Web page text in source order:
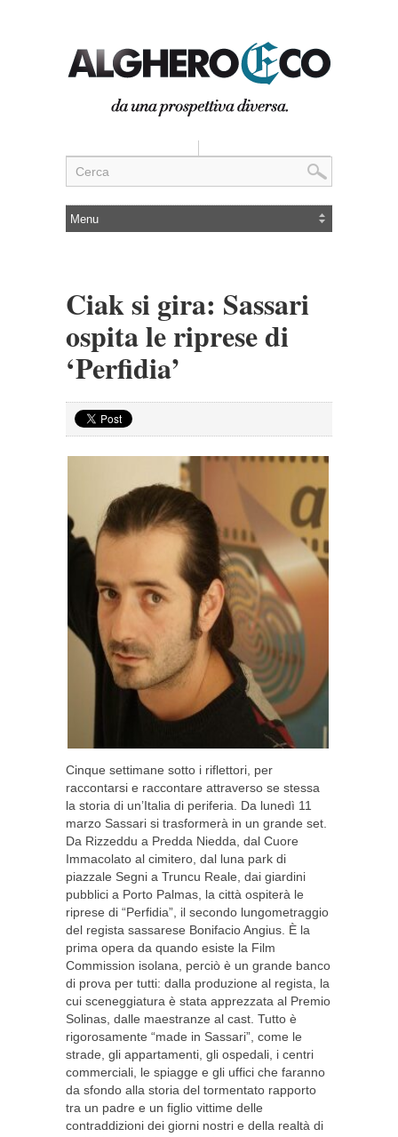
Ciak si gira: Sassari
ospita le riprese di
‘Perfidia’
Cinque settimane sotto i riflettori, per
raccontarsi e raccontare attraverso se stessa
la storia di un’Italia di periferia. Da lunedì 11
marzo Sassari si trasformerà in un grande set.
Da Rizzeddu a Predda Niedda, dal Cuore
Immacolato al cimitero, dal luna park di
piazzale Segni a Truncu Reale, dai giardini
pubblici a Porto Palmas, la città ospiterà le
riprese di “Perfidia”, il secondo lungometraggio
del regista sassarese Bonifacio Angius. È la
prima opera da quando esiste la Film
Commission isolana, perciò è un grande banco
di prova per tutti: dalla produzione al regista, la
cui sceneggiatura è stata apprezzata al Premio
Solinas, dalle maestranze al cast. Tutto è
rigorosamente “made in Sassari”, come le
strade, gli appartamenti, gli ospedali, i centri
commerciali, le spiagge e gli uffici che faranno
da sfondo alla storia del tormentato rapporto
tra un padre e un figlio vittime delle
contraddizioni dei giorni nostri e della realtà di